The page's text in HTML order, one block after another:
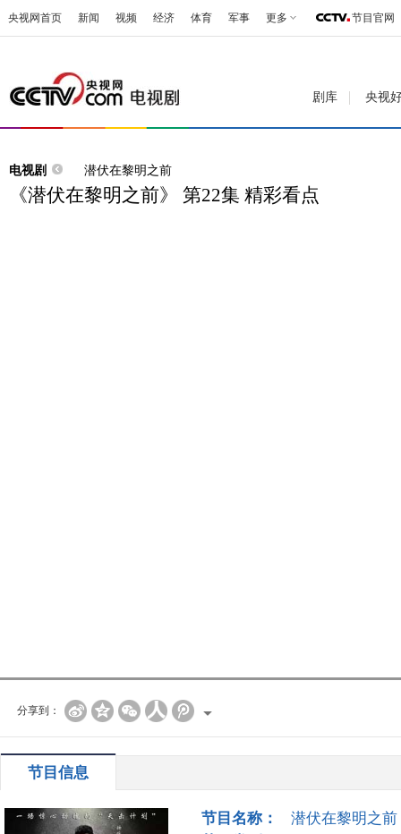
央视网首页 新闻 视频 经济 体育 军事 更多 节目官网
剧库 央视
电视剧 潜伏在黎明之前
《潜伏在黎明之前》 第22集 精彩看点
分享到：
节目信息
节目名称：
潜伏在黎明之前